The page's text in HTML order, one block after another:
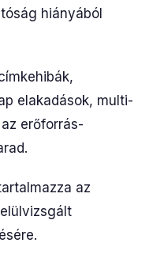
hiányából
elakadások, multi-
erőforrás-
az